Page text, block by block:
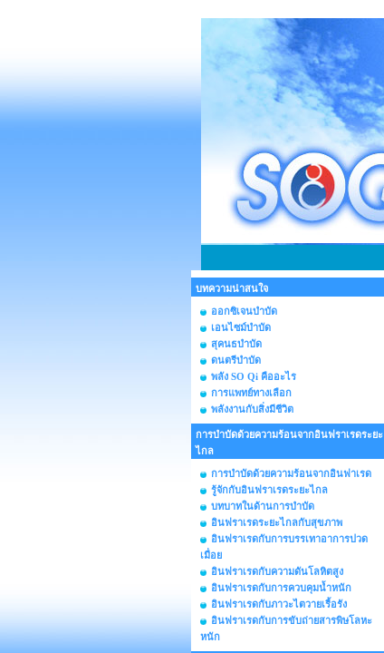
บทความน่าสนใจ
ออกซิเจนบำบัด
เอนไซม์บำบัด
สุคนธบำบัด
ดนตรีบำบัด
พลัง SO Qi คืออะไร
การแพทย์ทางเลือก
พลังงานกับสิ่งมีชีวิต
การบำบัดด้วยความร้อนจากอินฟราเรดระยะ
ไกล
การบำบัดด้วยความร้อนจากอินฟาเรด
รู้จักกับอินฟราเรดระยะไกล
บทบาทในด้านการบำบัด
อินฟราเรดระยะไกลกับสุขภาพ
อินฟราเรดกับการบรรเทาอาการปวด
เมื่อย
อินฟราเรดกับความดันโลหิตสูง
อินฟราเรดกับการควบคุมน้ำหนัก
อินฟราเรดกับภาวะไตวายเรื้อรัง
อินฟราเรดกับการขับถ่ายสารพิษโลหะ
หนัก